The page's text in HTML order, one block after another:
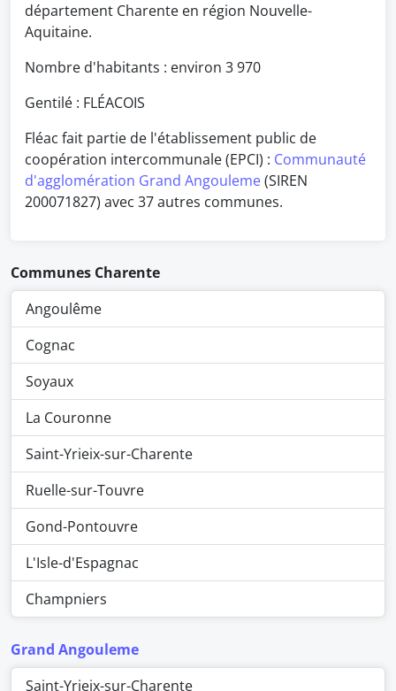
département Charente en région Nouvelle-
Aquitaine.
Nombre d'habitants : environ 3 970
Gentilé : FLÉACOIS
Fléac fait partie de l'établissement public de
coopération intercommunale (EPCI) : Communauté
d'agglomération Grand Angouleme(SIREN
200071827) avec 37 autres communes.
Communes Charente
Angoulême
Cognac
Soyaux
La Couronne
Saint-Yrieix-sur-Charente
Ruelle-sur-Touvre
Gond-Pontouvre
L'Isle-d'Espagnac
Champniers
Grand Angouleme
Saint-Yrieix-sur-Charente